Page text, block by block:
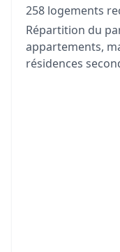
258 logements
Répartition du
appartements,
résidences